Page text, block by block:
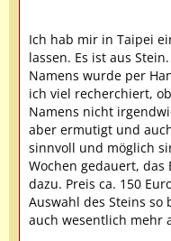
Ich hab mir in Taipei
lassen. Es ist aus
Namens wurde per
ich viel recherchiert,
Namens nicht
aber ermutigt und
sinnvoll und möglich
Wochen gedauert,
dazu. Preis ca. 150
Auswahl des Steins so
auch wesentlich mehr